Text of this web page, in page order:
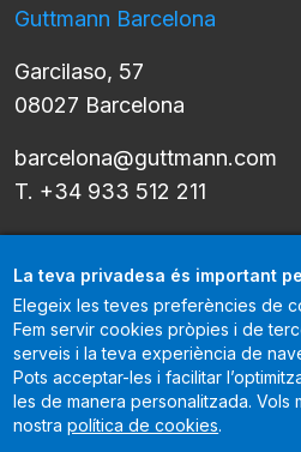
Guttmann Barcelona
Garcilaso, 57
08027 Barcelona
barcelona@guttmann.com
T. +34 933 512 211
Català Llista les
Guttmann és un centre acreditat
Commission International
La teva privadesa és important
Elegeix les teves preferències de
Fem servir cookies pròpies i de
serveis i la teva experiència de
Pots acceptar-les i facilitar
les de manera personalitzada. Vols
nostrapolítica de cookies.